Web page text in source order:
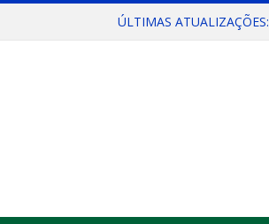
ÚLTIMAS ATUALIZAÇÕES: